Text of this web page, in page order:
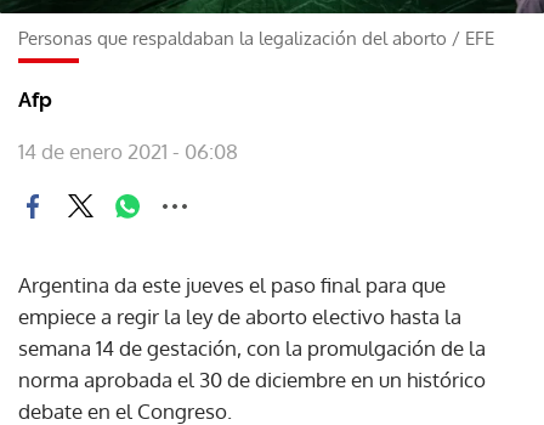
Personas que respaldaban la legalización del aborto / EFE
Afp
14 de enero 2021 - 06:08
Argentina da este jueves el paso final para que
empiece a regir la ley de aborto electivo hasta la
semana 14 de gestación, con la promulgación de la
norma aprobada el 30 de diciembre en un histórico
debate en el Congreso.